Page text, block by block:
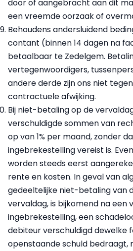
door of aangebracht aan dit
een vreemde oorzaak of
Behoudens andersluidend
contant (binnen 14 dagen na
betaalbaar te Zedelgem.
vertegenwoordigers,
andere derde zijn ons niet
contractuele afwijking.
Bij niet-betaling op de
verschuldigde sommen van
op van 1% per maand, zonder
ingebrekestelling vereist is.
worden steeds eerst
rente en kosten. In geval van
gedeeltelijke niet-betaling van
vervaldag, is bijkomend na een
ingebrekestelling, een
debiteur verschuldigd dewelke
openstaande schuld bedraagt,